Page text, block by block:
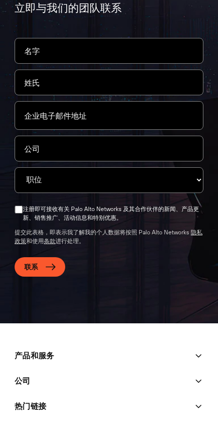
立即与我们的团队联系
注册即可接收有关 Palo Alto Networks 及其合作伙伴的新闻、产品更
新、销售推广、活动信息和特别优惠。
提交此表格，即表示我了解我的个人数据将按照 Palo Alto Networks 隐私
政策和使用条款进行处理。
联系
产品和服务
公司
热门链接